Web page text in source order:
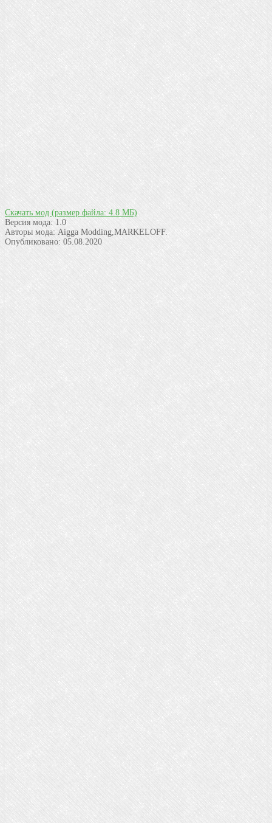
Скачать мод (размер файла: 4.8 МБ)
Версия мода: 1.0
Авторы мода: Aigga Modding,MARKELOFF.
Опубликовано: 05.08.2020